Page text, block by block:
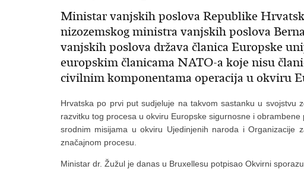
Ministar vanjskih poslova Republike
nizozemskog ministra vanjskih poslova
vanjskih poslova država članica Europske
europskim članicama NATO-a koje nisu
civilnim komponentama operacija u okviru
Hrvatska po prvi put sudjeluje na takvom sastanku u svojstvu
razvitku tog procesa u okviru Europske sigurnosne i
srodnim misijama u okviru Ujedinjenih naroda i
značajnom procesu.
Ministar dr. Žužul je danas u Bruxellesu potpisao Okvirni